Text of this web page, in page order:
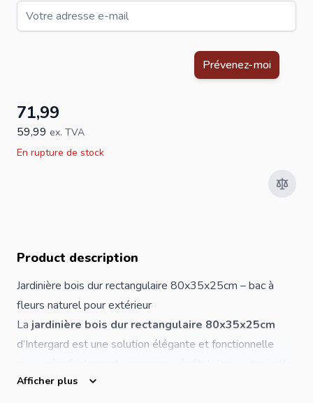
Email
Ce formulaire est protégé par reCAPTCHA - laPolitique de
Prévenez-moi
71,99
59,99 ex. TVA
En rupture de stock
Product description
Jardinière bois dur rectangulaire 80x35x25cm – bac à
fleurs naturel pour extérieur
La jardinière bois dur rectangulaire 80x35x25cm
d’Intergard est une solution élégante et fonctionnelle
sur votre terrasse ou près de votre entrée. Son format
Afficher plus